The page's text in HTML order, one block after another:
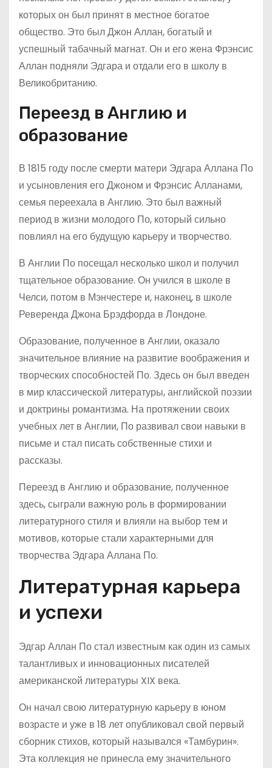
которых он был принят в местное богатое
общество. Это был Джон Аллан, богатый и
успешный табачный магнат. Он и его жена Фрэнсис
Аллан подняли Эдгара и отдали его в школу в
Великобританию.
Переезд в Англию и
образование
В 1815 году после смерти матери Эдгара Аллана По
и усыновления его Джоном и Фрэнсис Алланами,
семья переехала в Англию. Это был важный
период в жизни молодого По, который сильно
повлиял на его будущую карьеру и творчество.
В Англии По посещал несколько школ и получил
тщательное образование. Он учился в школе в
Челси, потом в Мэнчестере и, наконец, в школе
Реверенда Джона Брэдфорда в Лондоне.
Образование, полученное в Англии, оказало
значительное влияние на развитие воображения и
творческих способностей По. Здесь он был введен
в мир классической литературы, английской поэзии
и доктрины романтизма. На протяжении своих
учебных лет в Англии, По развивал свои навыки в
письме и стал писать собственные стихи и
рассказы.
Переезд в Англию и образование, полученное
здесь, сыграли важную роль в формировании
литературного стиля и влияли на выбор тем и
мотивов, которые стали характерными для
творчества Эдгара Аллана По.
Литературная карьера
и успехи
Эдгар Аллан По стал известным как один из самых
талантливых и инновационных писателей
американской литературы XIX века.
Он начал свою литературную карьеру в юном
возрасте и уже в 18 лет опубликовал свой первый
сборник стихов, который назывался «Тамбурин».
Эта коллекция не принесла ему значительного